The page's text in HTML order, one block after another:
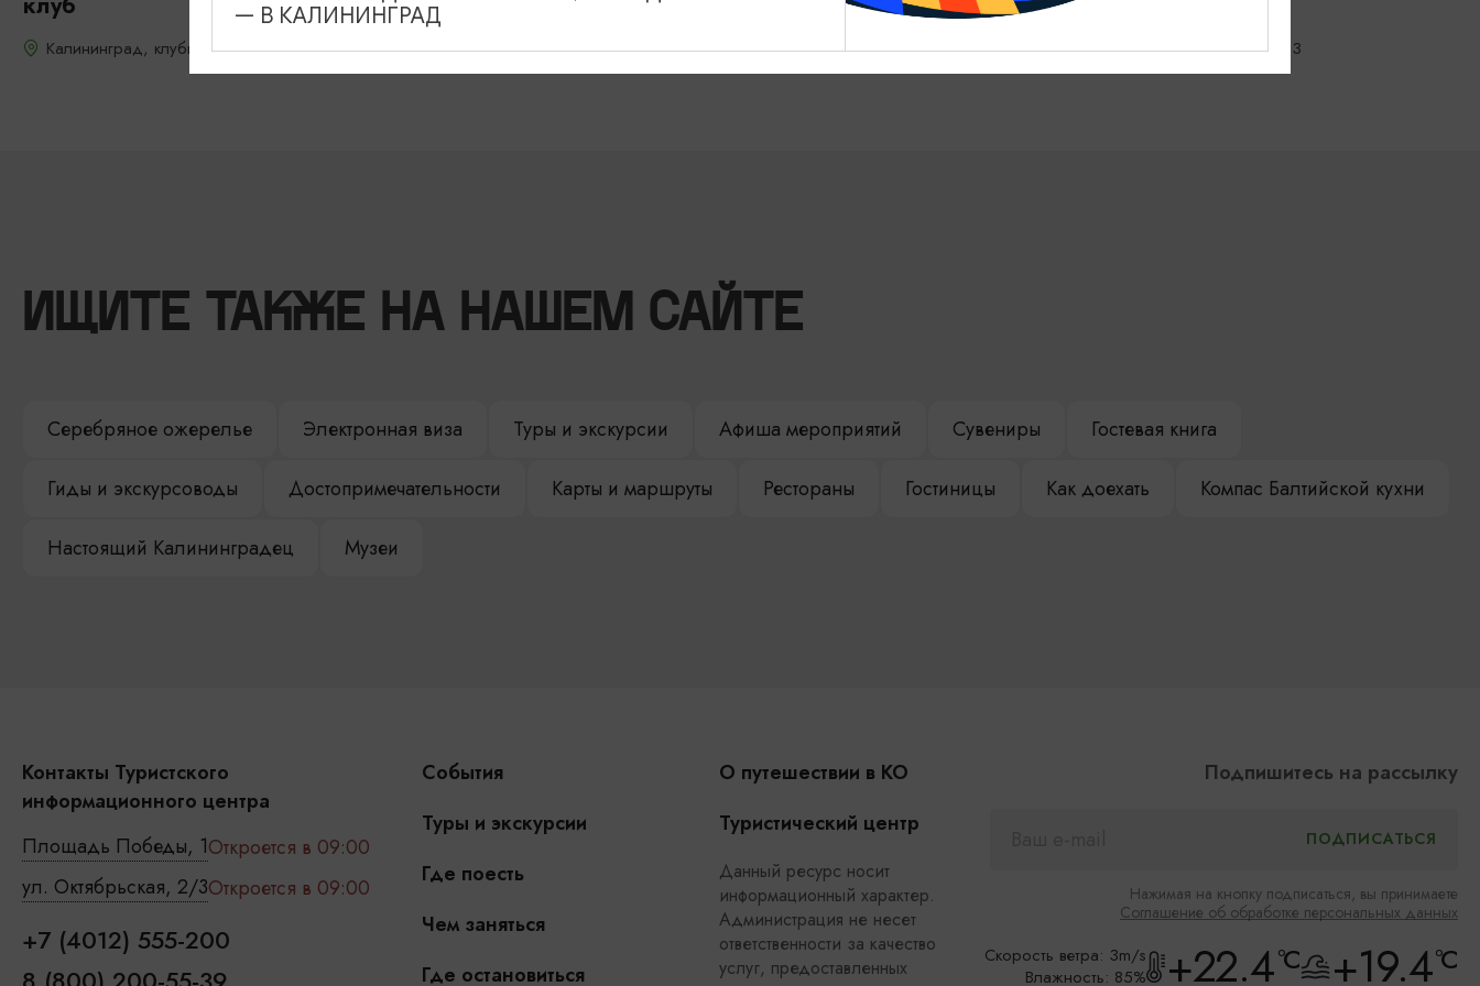
Калининград, клубы города Калининград, Ленинский проспект, 83
ИЩИТЕ ТАКЖЕ НА НАШЕМ САЙТЕ
Серебряное ожерелье Электронная виза Туры и экскурсии Афиша мероприятий Сувениры Гостевая книга
Гиды и экскурсоводы Достопримечательности Карты и маршруты Рестораны Гостиницы Как доехать Компас Балтийской кухни
Настоящий Калининградец Музеи
Контакты Туристского
информационного центра
Площадь Победы, 1Откроется в 09:00
ул. Октябрьская, 2/3Откроется в 09:00
+7 (4012) 555-200
События
Туры и экскурсии
Где поесть
Чем заняться
Где остановиться
О путешествии в КО
Туристический центр
Данный ресурс носит
информационный характер.
Администрация не несет
ответственности за качество
услуг, предоставленных
Подпишитесь на рассылку
Нажимая на кнопку подписаться, вы принимаете
Соглашение об обработке персональных данных
Скорость ветра: 3m/s
Влажность: 85%
+22.4°C +19.4°C
— В КАЛИНИНГРАД